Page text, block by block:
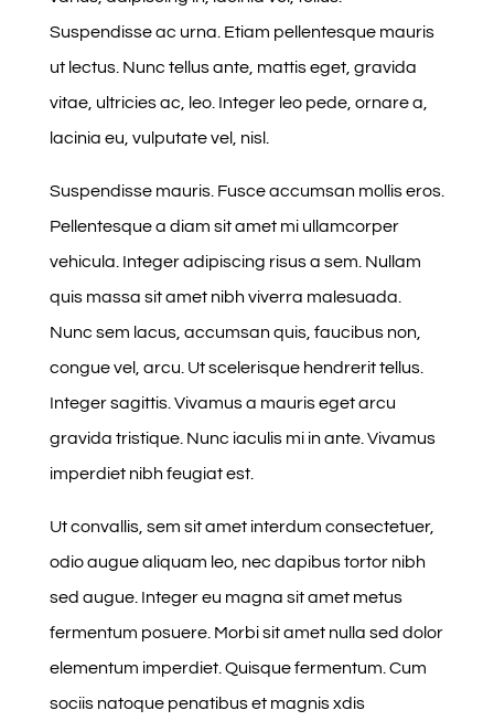
Suspendisse ac urna. Etiam pellentesque mauris
ut lectus. Nunc tellus ante, mattis eget, gravida
vitae, ultricies ac, leo. Integer leo pede, ornare a,
lacinia eu, vulputate vel, nisl.
Suspendisse mauris. Fusce accumsan mollis eros.
Pellentesque a diam sit amet mi ullamcorper
vehicula. Integer adipiscing risus a sem. Nullam
quis massa sit amet nibh viverra malesuada.
Nunc sem lacus, accumsan quis, faucibus non,
congue vel, arcu. Ut scelerisque hendrerit tellus.
Integer sagittis. Vivamus a mauris eget arcu
gravida tristique. Nunc iaculis mi in ante. Vivamus
imperdiet nibh feugiat est.
Ut convallis, sem sit amet interdum consectetuer,
odio augue aliquam leo, nec dapibus tortor nibh
sed augue. Integer eu magna sit amet metus
fermentum posuere. Morbi sit amet nulla sed dolor
elementum imperdiet. Quisque fermentum. Cum
sociis natoque penatibus et magnis xdis